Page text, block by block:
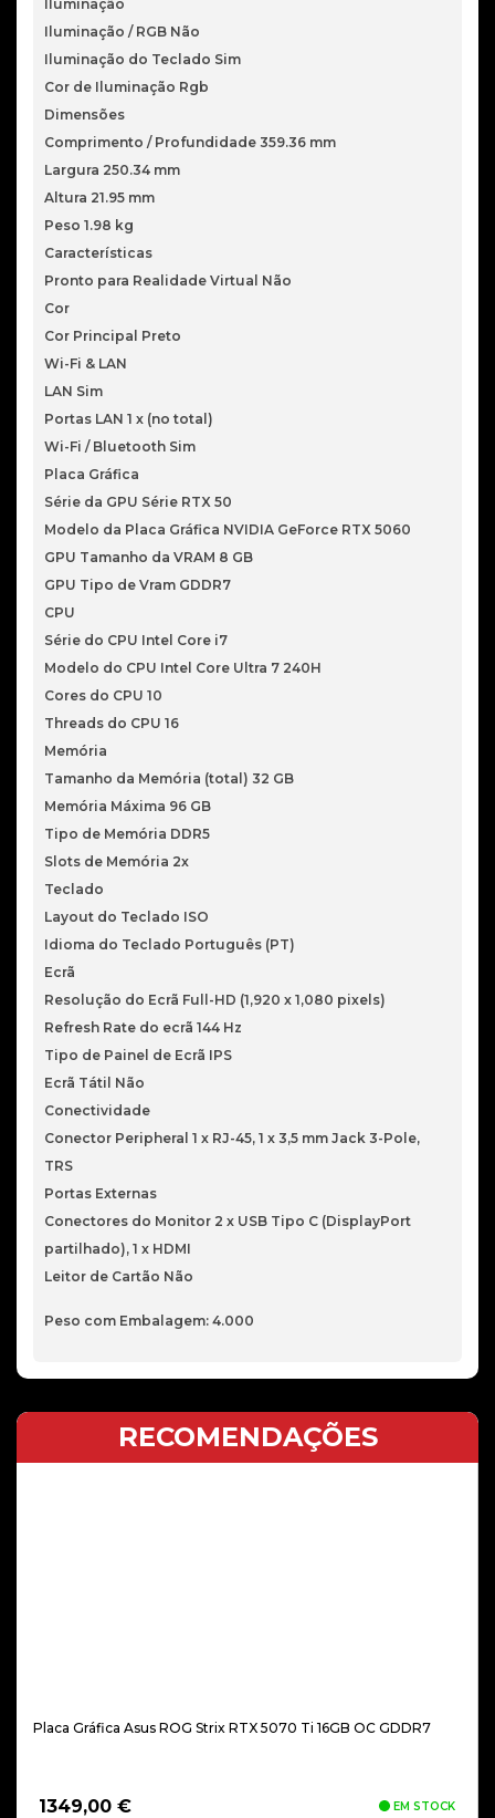
Iluminação
Iluminação / RGB Não
Iluminação do Teclado Sim
Cor de Iluminação Rgb
Dimensões
Comprimento / Profundidade 359.36 mm
Largura 250.34 mm
Altura 21.95 mm
Peso 1.98 kg
Características
Pronto para Realidade Virtual Não
Cor
Cor Principal Preto
Wi-Fi & LAN
LAN Sim
Portas LAN 1 x (no total)
Wi-Fi / Bluetooth Sim
Placa Gráfica
Série da GPU Série RTX 50
Modelo da Placa Gráfica NVIDIA GeForce RTX 5060
GPU Tamanho da VRAM 8 GB
GPU Tipo de Vram GDDR7
CPU
Série do CPU Intel Core i7
Modelo do CPU Intel Core Ultra 7 240H
Cores do CPU 10
Threads do CPU 16
Memória
Tamanho da Memória (total) 32 GB
Memória Máxima 96 GB
Tipo de Memória DDR5
Slots de Memória 2x
Teclado
Layout do Teclado ISO
Idioma do Teclado Português (PT)
Ecrã
Resolução do Ecrã Full-HD (1,920 x 1,080 pixels)
Refresh Rate do ecrã 144 Hz
Tipo de Painel de Ecrã IPS
Ecrã Tátil Não
Conectividade
Conector Peripheral 1 x RJ-45, 1 x 3,5 mm Jack 3-Pole,
TRS
Portas Externas
Conectores do Monitor 2 x USB Tipo C (DisplayPort
partilhado), 1 x HDMI
Leitor de Cartão Não
Peso com Embalagem: 4.000
RECOMENDAÇÕES
Placa Gráfica Asus ROG Strix RTX 5070 Ti 16GB OC GDDR7
1349,00 € EM STOCK